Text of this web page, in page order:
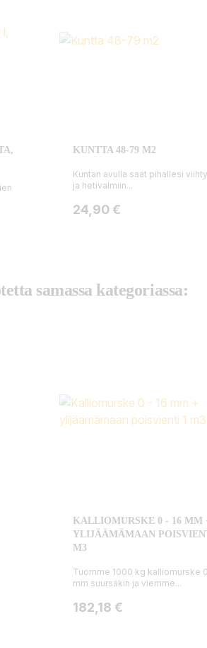
KUNTTA 48-79 M2
Kuntan avulla saat pihallesi
ja hetivalmiin...
Hinta
24,90 €
samassa kategoriassa:
KALLIOMURSKE 0 - 16 MM
YLIJÄÄMÄMAAN
M3
Tuomme 1000 kg kalliomurske
mm suursäkin ja viemme...
Hinta
182,18 €